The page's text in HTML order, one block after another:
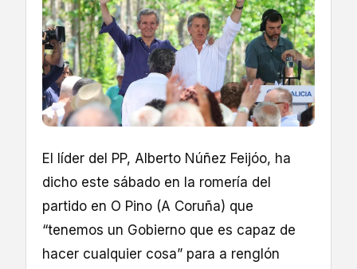
El líder del PP, Alberto Núñez Feijóo, ha
dicho este sábado en la romería del
partido en O Pino (A Coruña) que
“tenemos un Gobierno que es capaz de
hacer cualquier cosa” para a renglón